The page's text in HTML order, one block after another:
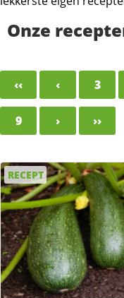
Onze
‹‹ ‹ 3
9 › ››
RECEPT